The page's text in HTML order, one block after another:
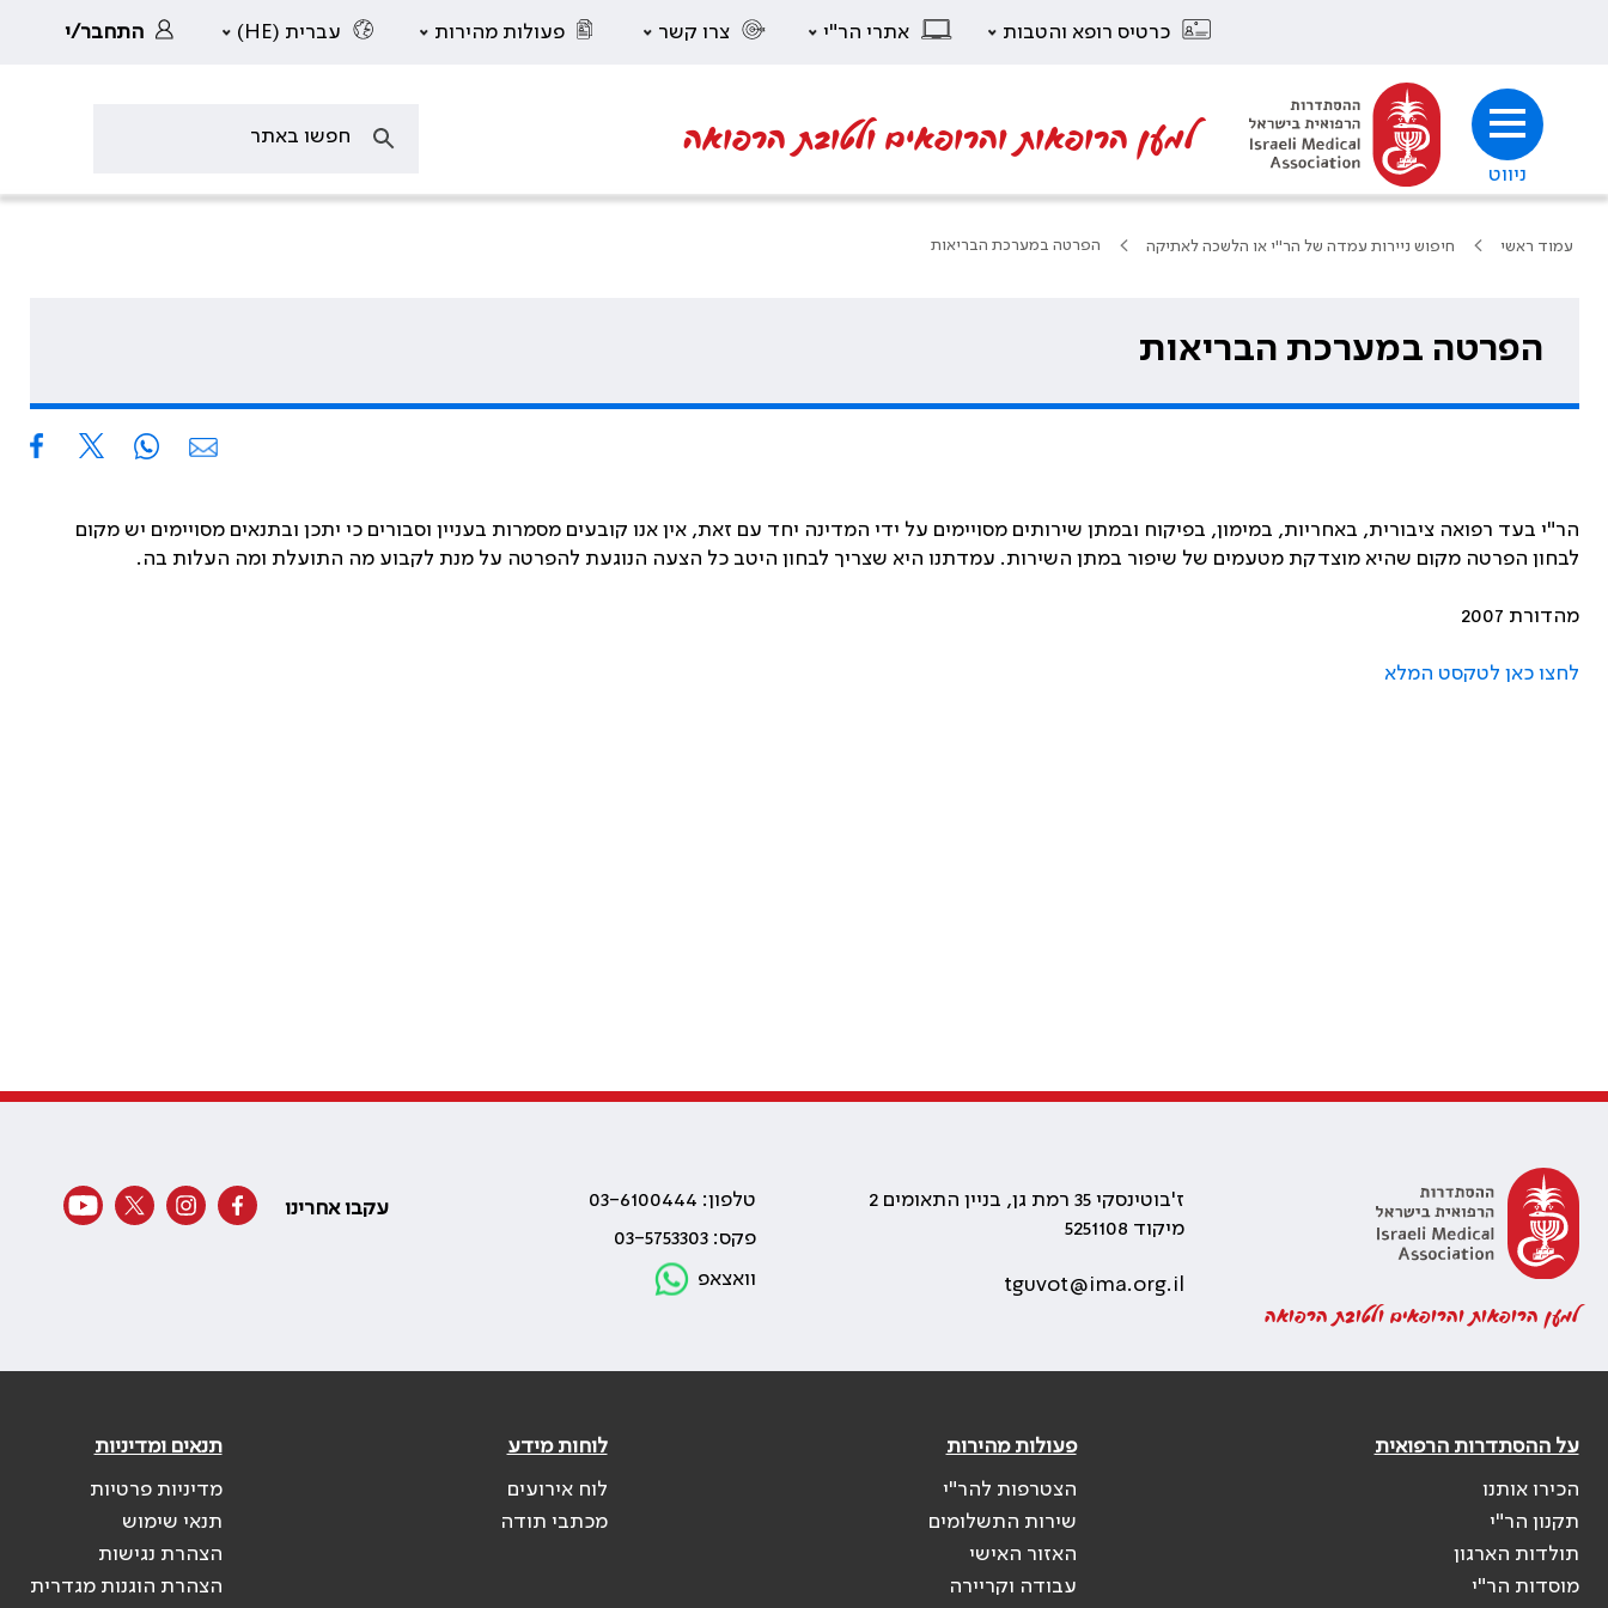
כרטיס רופא והטבות אתרי הר"י צרו קשר פעולות מהירות עברית (HE) התחבר/י
ניווט
למען הרופאות והרופאים ולטובת הרפואה
עמוד ראשי חיפוש ניירות עמדה של הר"י או הלשכה לאתיקה הפרטה במערכת הבריאות
הפרטה במערכת הבריאות
הר"י בעד רפואה ציבורית, באחריות, במימון, בפיקוח ובמתן שירותים מסויימים על ידי המדינה יחד עם זאת, אין אנו קובעים מסמרות בעניין וסבורים כי יתכן ובתנאים מסויימים יש מקום
לבחון הפרטה מקום שהיא מוצדקת מטעמים של שיפור במתן השירות. עמדתנו היא שצריך לבחון היטב כל הצעה הנוגעת להפרטה על מנת לקבוע מה התועלת ומה העלות בה.
מהדורת 2007
לחצו כאן לטקסט המלא
למען הרופאות והרופאים ולטובת הרפואה
ז'בוטינסקי 35 רמת גן, בניין התאומים 2
מיקוד 5251108
tguvot@ima.org.il
טלפון: 03-6100444
פקס: 03-5753303
וואצאפ
עקבו אחרינו
על ההסתדרות הרפואית
הכירו אותנו
תקנון הר"י
תולדות הארגון
מוסדות הר"י
פעולות מהירות
הצטרפות להר"י
שירות התשלומים
האזור האישי
עבודה וקריירה
לוחות מידע
לוח אירועים
מכתבי תודה
תנאים ומדיניות
מדיניות פרטיות
תנאי שימוש
הצהרת נגישות
הצהרת הוגנות מגדרית